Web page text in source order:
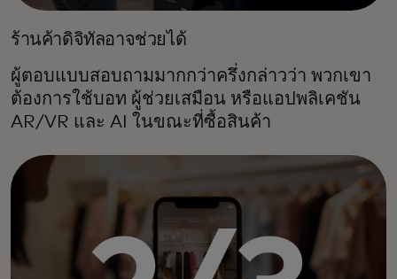
ร้านค้าดิจิทัลอาจช่วยได้
ผู้ตอบแบบสอบถามมากกว่าครึ่งกล่าวว่า พวกเขา
ต้องการใช้บอท ผู้ช่วยเสมือน หรือแอปพลิเคชัน
AR/VR และ AI ในขณะที่ซื้อสินค้า